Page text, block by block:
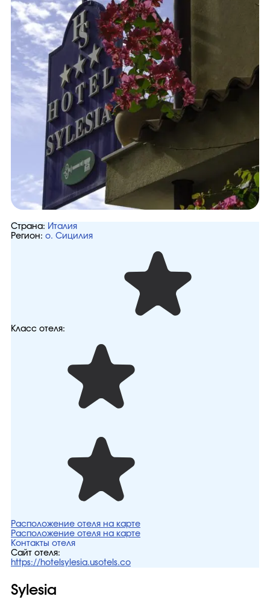
Страна: Италия
Регион: о. Сицилия
Класс отеля:
Расположение отеля на карте
Расположение отеля на карте
Контакты отеля
Сайт отеля:
https://hotelsylesia.usotels.co
Sylesia